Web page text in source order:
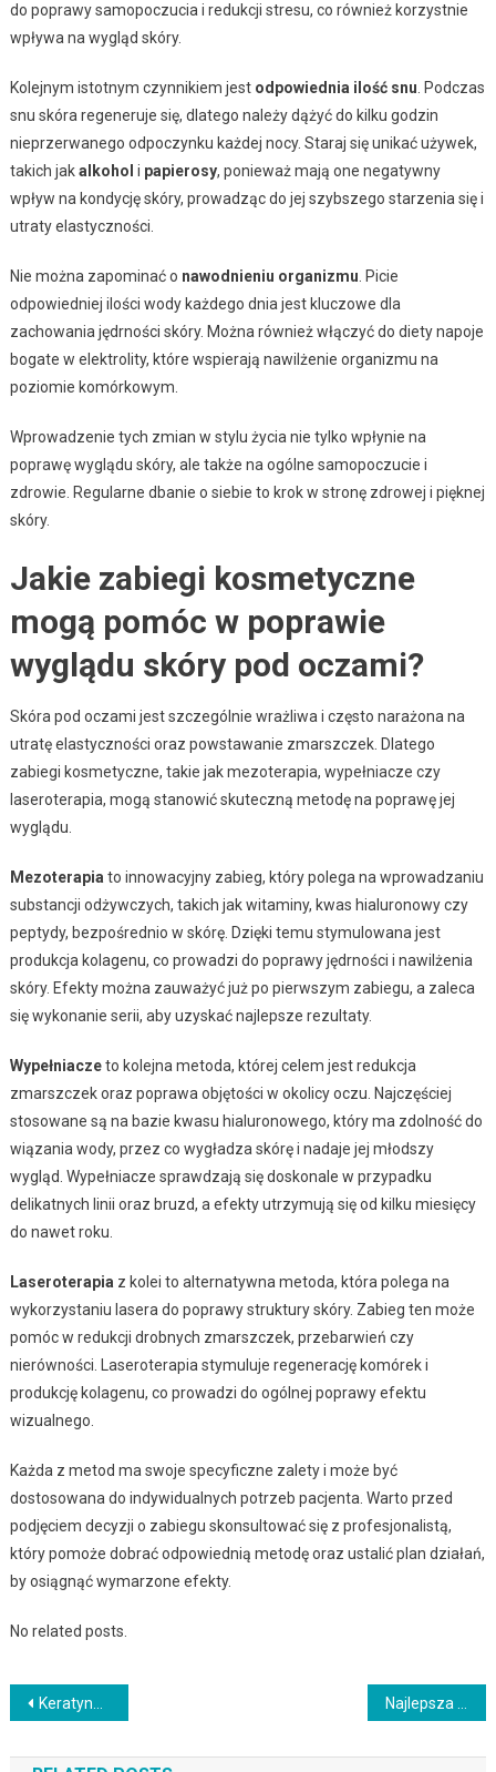
do poprawy samopoczucia i redukcji stresu, co również korzystnie
wpływa na wygląd skóry.
Kolejnym istotnym czynnikiem jest odpowiednia ilość snu . Podczas
snu skóra regeneruje się, dlatego należy dążyć do kilku godzin
nieprzerwanego odpoczynku każdej nocy. Staraj się unikać używek,
takich jakalkohol i papierosy, ponieważ mają one negatywny
wpływ na kondycję skóry, prowadząc do jej szybszego starzenia się i
utraty elastyczności.
Nie można zapominać o nawodnieniu organizmu . Picie
odpowiedniej ilości wody każdego dnia jest kluczowe dla
zachowania jędrności skóry. Można również włączyć do diety napoje
bogate w elektrolity, które wspierają nawilżenie organizmu na
poziomie komórkowym.
Wprowadzenie tych zmian w stylu życia nie tylko wpłynie na
poprawę wyglądu skóry, ale także na ogólne samopoczucie i
zdrowie. Regularne dbanie o siebie to krok w stronę zdrowej i pięknej
skóry.
Jakie zabiegi kosmetyczne
mogą pomóc w poprawie
wyglądu skóry pod oczami?
Skóra pod oczami jest szczególnie wrażliwa i często narażona na
utratę elastyczności oraz powstawanie zmarszczek. Dlatego
zabiegi kosmetyczne, takie jak mezoterapia, wypełniacze czy
laseroterapia, mogą stanowić skuteczną metodę na poprawę jej
wyglądu.
Mezoterapia to innowacyjny zabieg, który polega na wprowadzaniu
substancji odżywczych, takich jak witaminy, kwas hialuronowy czy
peptydy, bezpośrednio w skórę. Dzięki temu stymulowana jest
produkcja kolagenu, co prowadzi do poprawy jędrności i nawilżenia
skóry. Efekty można zauważyć już po pierwszym zabiegu, a zaleca
się wykonanie serii, aby uzyskać najlepsze rezultaty.
Wypełniaczeto kolejna metoda, której celem jest redukcja
zmarszczek oraz poprawa objętości w okolicy oczu. Najczęściej
stosowane są na bazie kwasu hialuronowego, który ma zdolność do
wiązania wody, przez co wygładza skórę i nadaje jej młodszy
wygląd. Wypełniacze sprawdzają się doskonale w przypadku
delikatnych linii oraz bruzd, a efekty utrzymują się od kilku miesięcy
do nawet roku.
Laseroterapia z kolei to alternatywna metoda, która polega na
wykorzystaniu lasera do poprawy struktury skóry. Zabieg ten może
pomóc w redukcji drobnych zmarszczek, przebarwień czy
nierówności. Laseroterapia stymuluje regenerację komórek i
produkcję kolagenu, co prowadzi do ogólnej poprawy efektu
wizualnego.
Każda z metod ma swoje specyficzne zalety i może być
dostosowana do indywidualnych potrzeb pacjenta. Warto przed
podjęciem decyzji o zabiegu skonsultować się z profesjonalistą,
który pomoże dobrać odpowiednią metodę oraz ustalić plan działań,
by osiągnąć wymarzone efekty.
No related posts.
Nawigacja
wpisu
Keratyna w diecie: źródła, korzyści i wpływ na organizm